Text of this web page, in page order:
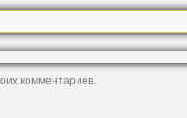
комментариев.